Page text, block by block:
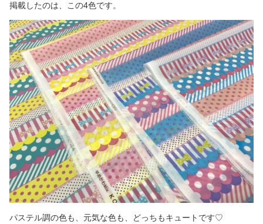
掲載したのは、この4色です。
パステル調の色も、元気な色も、どっちもキュートです♡